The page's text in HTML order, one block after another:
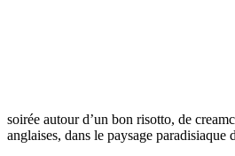
soirée autour d’un bon risotto, de
anglaises, dans le paysage paradisiaque